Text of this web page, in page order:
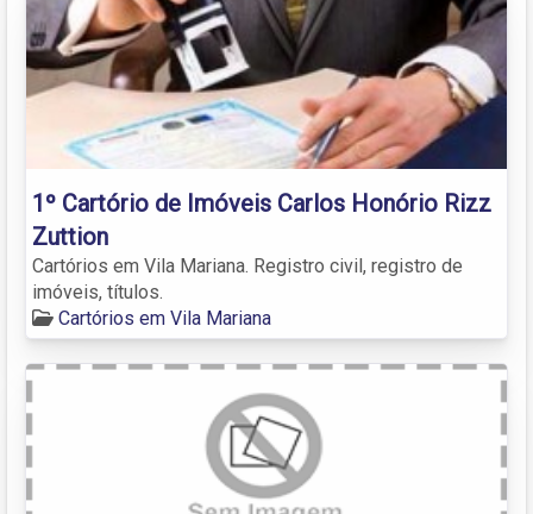
1º Cartório de Imóveis Carlos Honório Rizz
Zuttion
Cartórios em Vila Mariana. Registro civil, registro de
imóveis, títulos.
Cartórios em Vila Mariana